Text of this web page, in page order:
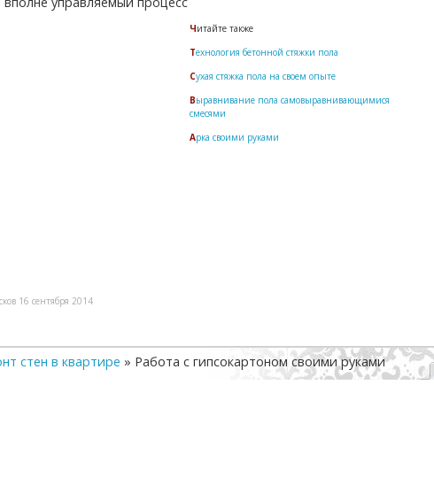
Читайте также
Технология бетонной стяжки пола
Сухая стяжка пола на своем опыте
Выравнивание пола самовыравнивающимися
смесями
Арка своими руками
16 сентября 2014
стен в квартире » Работа с гипсокартоном своими руками